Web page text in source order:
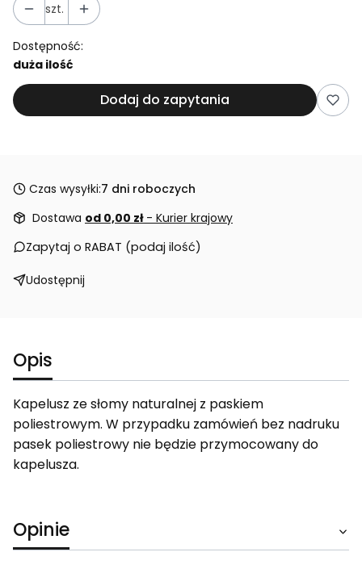
szt.
Dostępność:
duża ilość
Dodaj do zapytania
Czas wysyłki:7 dni roboczych
Dostawa od 0,00 zł - Kurier krajowy
Zapytaj o RABAT (podaj ilość)
Udostępnij
Opis
Kapelusz ze słomy naturalnej z paskiem
poliestrowym. W przypadku zamówień bez nadruku
pasek poliestrowy nie będzie przymocowany do
kapelusza.
Opinie